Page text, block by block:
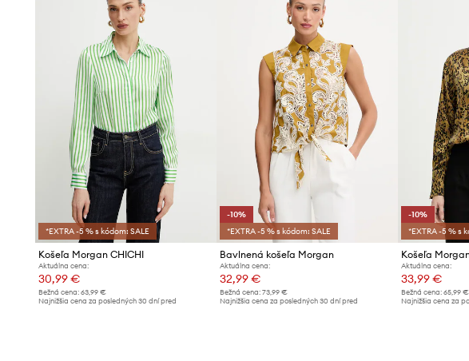
*EXTRA -5 % s kódom: SALE
Košeľa Morgan CHICHI
Aktuálna cena:
30,99 €
Bežná cena: 63,99 €
Najnižšia cena za posledných 30 dní pred
-10%
*EXTRA -5 % s kódom: SALE
Bavlnená košeľa Morgan
Aktuálna cena:
32,99 €
Bežná cena:73,99 €
Najnižšia cena za posledných 30 dní pred
-10%
*EXTRA -5 % s
Košeľa
Aktuálna cena:
33,99 €
Bežná cena: 65,99 €
Najnižšia cena za